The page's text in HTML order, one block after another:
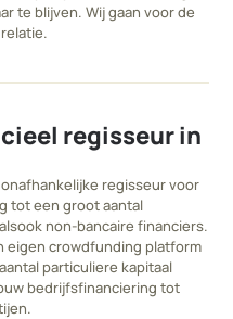
te blijven. Wij gaan voor de
regisseur in
regisseur voor
tot een groot aantal
non-bancaire financiers.
eigen crowdfunding platform
particuliere kapitaal
bedrijfsfinanciering tot